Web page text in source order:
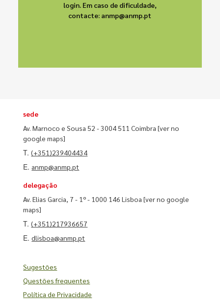
login. Em caso de dificuldade,
contacte: anmp@anmp.pt
sede
Av. Marnoco e Sousa 52 - 3004 511 Coimbra[ver no
google maps]
T.(+351)239404434
E. anmp@anmp.pt
delegação
Av. Elias Garcia, 7 - 1º - 1000 146 Lisboa[ver no google
maps]
T.(+351)217936657
E.dlisboa@anmp.pt
Sugestões
Questões frequentes
Política de Privacidade